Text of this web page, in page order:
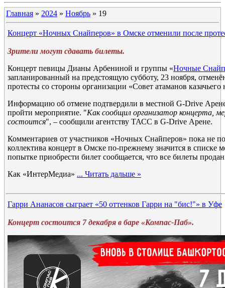
Главная » 2024 » Ноябрь » 19
Концерт «Ночных Снайперов» в Омске отменили после
Зрители могут сдавать билеты.
Концерт певицы Дианы Арбениной и группы «Ночные
запланированный на предстоящую субботу, 23 ноября,
протесты со стороны организации «Совет атаманов казачьего
Информацию об отмене подтвердили в местной G-Drive
пройти мероприятие. "Как сообщил организатор концерта,
состоится", – сообщили агентству ТАСС в G-Drive Арене.
Комментариев от участников «Ночных Снайперов» пока не
коллектива концерт в Омске по-прежнему значится в списке
попытке приобрести билет сообщается, что все билеты
Как «ИнтерМедиа» ... Читать дальше »
Гарри Ананасов сыграет «50 оттенков Гарри на "бис!"» в Уфе
Концерт состоится 7 декабря в баре «Компас-Паб».